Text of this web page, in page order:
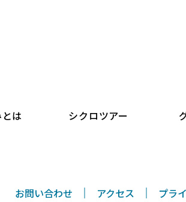
は シクロツアー
お問い合わせ アクセス プラ